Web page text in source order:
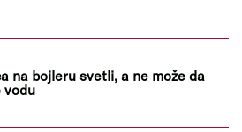
na bojleru svetli, a ne može da
vodu